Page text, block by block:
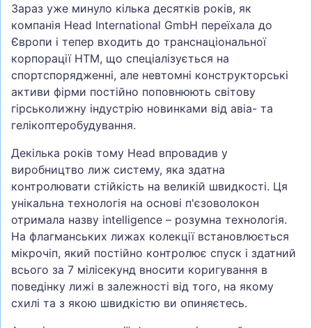
Зараз уже минуло кілька десятків років, як
компанія Head International GmbH переїхала до
Європи і тепер входить до транснаціональної
корпорації HTM, що спеціалізується на
спортспорядженні, але невтомні конструкторські
активи фірми постійно поповнюють світову
гірськолижну індустрію новинками від авіа- та
гелікоптеробудування.
Декілька років тому Head впровадив у
виробництво лиж систему, яка здатна
контролювати стійкість на великій швидкості. Ця
унікальна технологія на основі п'єзоволокон
отримала назву intelligence – розумна технологія.
На флагманських лижах колекції встановлюється
мікрочіп, який постійно контролює спуск і здатний
всього за 7 мілісекунд вносити коригування в
поведінку лижі в залежності від того, на якому
схилі та з якою швидкістю ви опиняєтесь.